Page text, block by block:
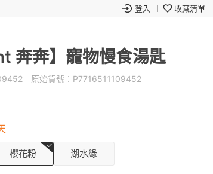
登入 收藏清單
奔奔】寵物慢食湯匙
原始貨號： P7716511109452
櫻花粉 湖水綠